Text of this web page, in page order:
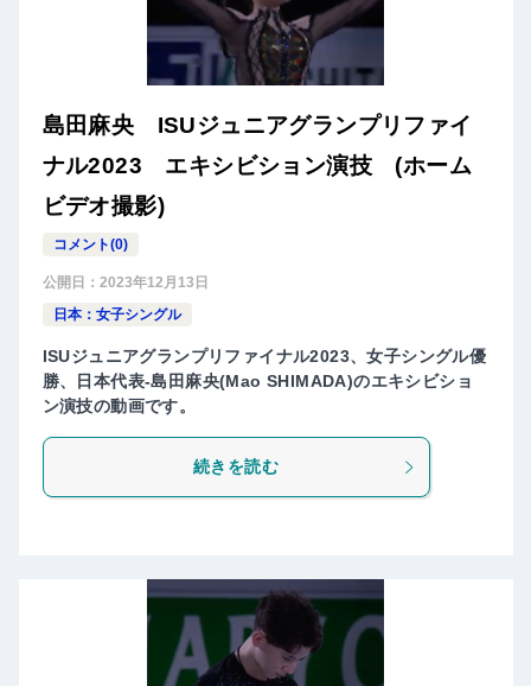
島田麻央 ISUジュニアグランプリファイ
ナル2023 エキシビション演技 (ホーム
ビデオ撮影)
コメント(0)
公開日： 2023年12月13日
日本：女子シングル
ISUジュニアグランプリファイナル2023、女子シングル優
勝、日本代表-島田麻央(Mao SHIMADA)のエキシビショ
ン演技の動画です。
続きを読む